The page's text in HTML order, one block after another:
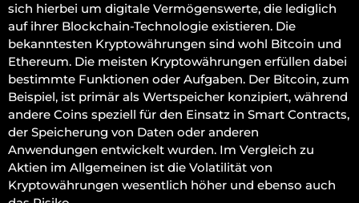
sich hierbei um digitale Vermögenswerte, die lediglich
auf ihrer Blockchain-Technologie existieren. Die
bekanntesten Kryptowährungen sind wohl Bitcoin und
Ethereum. Die meisten Kryptowährungen erfüllen dabei
bestimmte Funktionen oder Aufgaben. Der Bitcoin, zum
Beispiel, ist primär als Wertspeicher konzipiert, während
andere Coins speziell für den Einsatz in Smart Contracts,
der Speicherung von Daten oder anderen
Anwendungen entwickelt wurden. Im Vergleich zu
Aktien im Allgemeinen ist die Volatilität von
Kryptowährungen wesentlich höher und ebenso auch